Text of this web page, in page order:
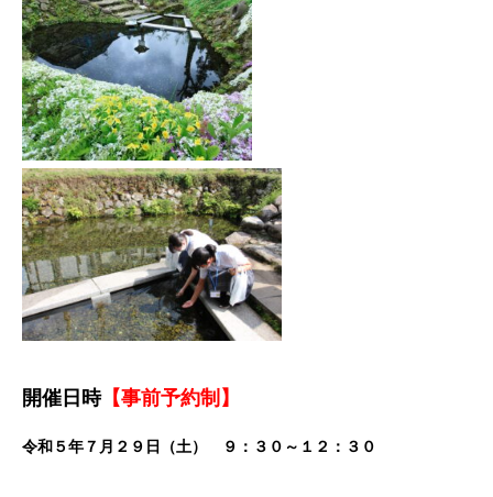
開催日時【事前予約制】
令和５年７月２９日（土） ９：３０～１２：３０